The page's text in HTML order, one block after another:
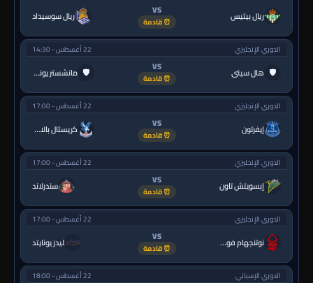
ريال بيتيس VS
⏰ قادمة ريال سوسيداد
الدوري الإنجليزي 22 أغسطس - 14:30
🛡 هال سيتي VS
⏰ قادمة مانشستر يونايتد 🛡
الدوري الإنجليزي 22 أغسطس - 17:00
إيفرتون VS
⏰ قادمة كريستال بالاس
الدوري الإنجليزي 22 أغسطس - 17:00
إبسويتش تاون VS
⏰ قادمة سندرلاند
الدوري الإنجليزي 22 أغسطس - 17:00
نوتنجهام فورست VS
⏰ قادمة ليدز يونايتد
الدوري الإسباني 22 أغسطس - 18:00